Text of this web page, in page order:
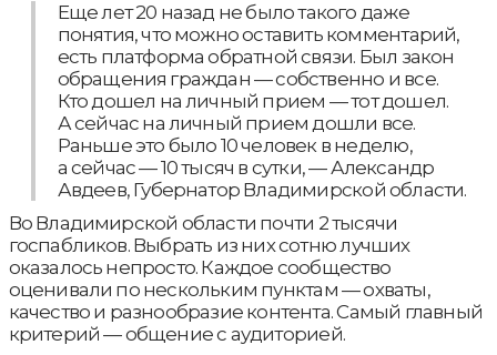
Еще лет 20 назад не было такого даже
понятия, что можно оставить комментарий,
есть платформа обратной связи. Был закон
обращения граждан — собственно и все.
Кто дошел на личный прием — тот дошел.
А сейчас на личный прием дошли все.
Раньше это было 10 человек в неделю,
а сейчас — 10 тысяч в сутки, — Александр
Авдеев, Губернатор Владимирской области.
Во Владимирской области почти 2 тысячи
госпабликов. Выбрать из них сотню лучших
оказалось непросто. Каждое сообщество
оценивали по нескольким пунктам — охваты,
качество и разнообразие контента. Самый главный
критерий — общение с аудиторией.